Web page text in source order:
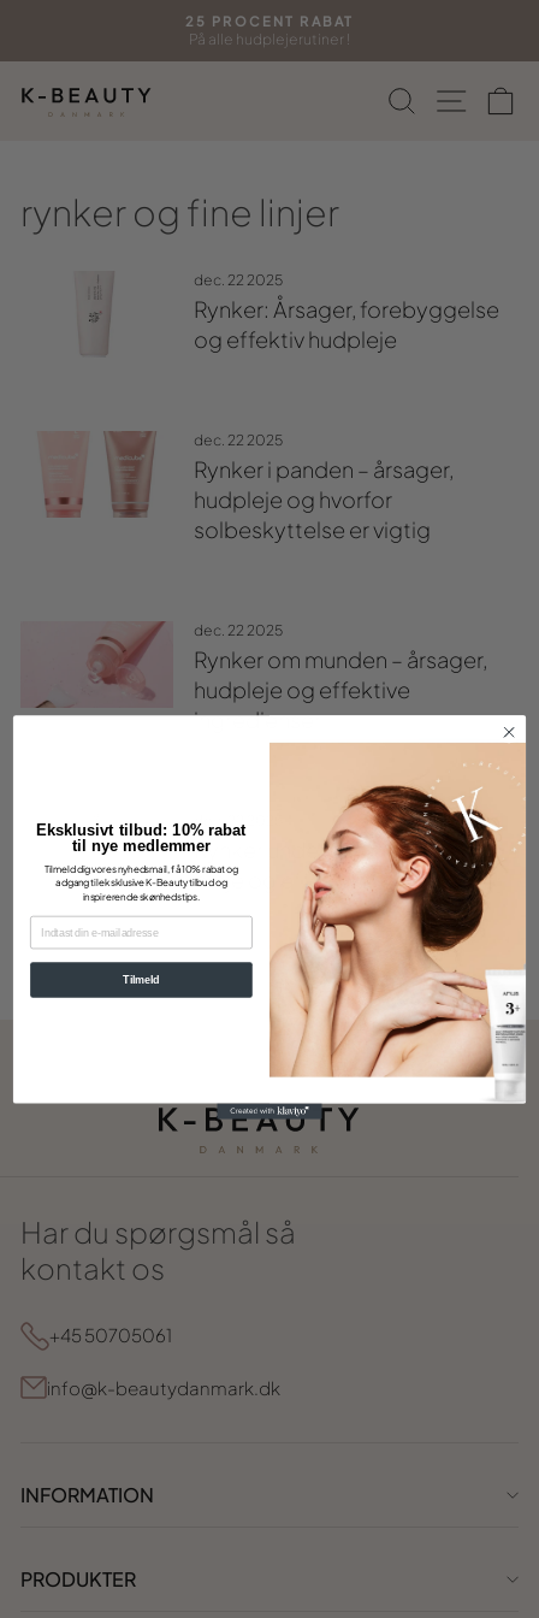
indhold
Sæt
25 PROCENT RABAT
På alle hudplejerutiner !
Søg Side
rynker og fine linjer
dec. 22 2025
Rynker: Årsager, forebyggelse
og effektiv hudpleje
dec. 22 2025
Rynker i panden – årsager,
hudpleje og hvorfor
solbeskyttelse er vigtig
dec. 22 2025
Rynker om munden – årsager,
hudpleje og effektive
ingredienser
dec. 22 2025
Rynker under øjnene – årsager,
pleje og effektive ingredienser
Har du spørgsmål så
kontakt os
+45 50705061
info@k-beautydanmark.dk
INFORMATION
PRODUKTER
Eksklusivt tilbud: 10% rabat
til nye medlemmer
Tilmeld dig vores nyhedsmail, få 10% rabat og
adgang til eksklusive K-Beauty tilbud og
inspirerende skønhedstips.
EMAIL
Tilmeld